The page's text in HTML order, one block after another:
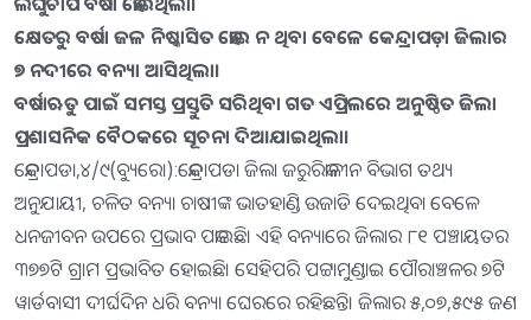
କ୍ଷେତରୁ ବର୍ଷା ଜଳ ନିଷ୍କାସିତ ହୋଇ ନ ଥିବା ବେଳେ କେନ୍ଦ୍ରାପଡ଼ା ଜିଲାର
୭ ନଦୀରେ ବନ୍ୟା ଆସିଥିଲା।
ବର୍ଷାଋତୁ ପାଇଁ ସମସ୍ତ ପ୍ରସ୍ତୁତି ସରିଥିବା ଗତ ଏପ୍ରିଲରେ ଅନୁଷ୍ଠିତ ଜିଲା
ପ୍ରଶାସନିକ ବୈଠକରେ ସୂଚନା ଦିଆଯାଇଥିଲା।
କେନ୍ଦ୍ରାପଡା,୪/୯(ବ୍ୟୁରୋ):କେନ୍ଦ୍ରାପଡା ଜିଲା ଜରୁରିକାଳୀନ ବିଭାଗ ତଥ୍ୟ
ଅନୁଯାୟୀ, ଚଳିତ ବନ୍ୟା ଚାଷୀଙ୍କ ଭାତହାଣ୍ଡି ଉଜାଡି ଦେଇଥିବା ବେଳେ
ଧନଜୀବନ ଉପରେ ପ୍ରଭାବ ପକାଇଛି। ଏହି ବନ୍ୟାରେ ଜିଲାର ୮୧ ପଞ୍ଚାୟତର
୩୭୭ଟି ଗ୍ରାମ ପ୍ରଭାବିତ ହୋଇଛି। ସେହିପରି ପଟ୍ଟାମୁଣ୍ଡାଇ ପୌରାଞ୍ଚଳର ୭ଟି
ୱାର୍ଡବାସୀ ଦୀର୍ଘଦିନ ଧରି ବନ୍ୟା ଘେରରେ ରହିଛନ୍ତି। ଜିଲାର ୫,୦୭,୫୯୫ ଜଣ